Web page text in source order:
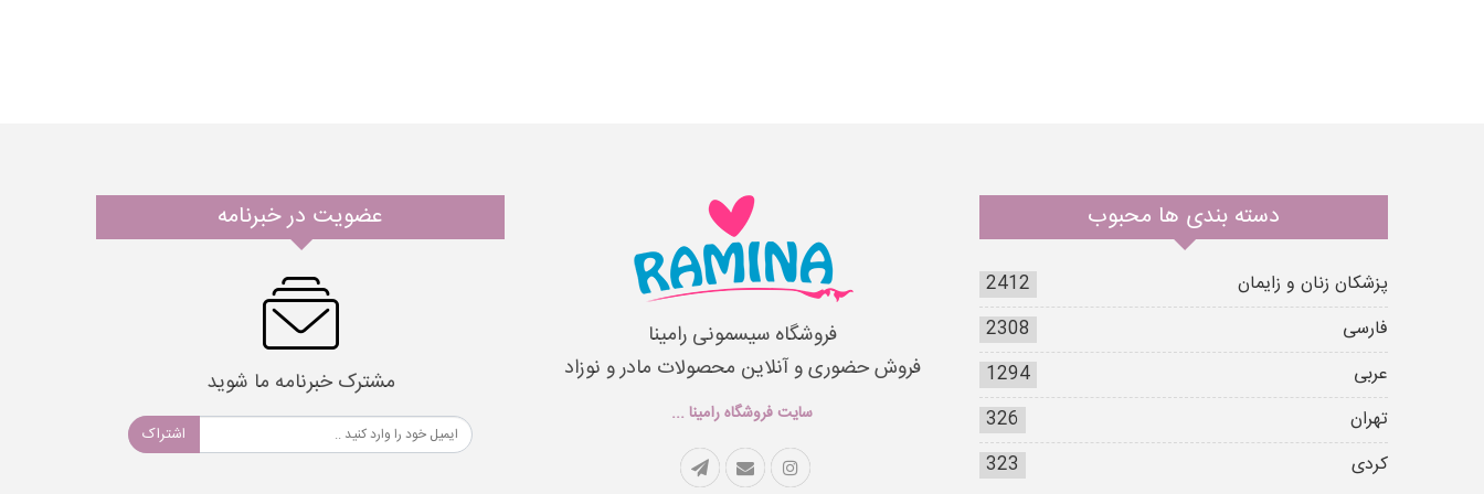
دسته بندی ها محبوب
پزشکان زنان و زایمان
2412
فارسی
2308
عربی
1294
تهران
326
کردی
323
فروشگاه سیسمونی رامینا
فروش حضوری و آنلاین محصولات مادر و نوزاد
سایت فروشگاه رامینا ...
عضویت در خبرنامه
مشترک خبرنامه ما شوید
اشتراک